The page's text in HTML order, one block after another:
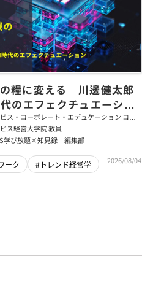
糧に変える 川邊健太郎
のエフェクチュエーショ
ス・コーポレート・エデュケーション コー
・ソリューション・チーム コンサルタント
ス経営大学院 教員
学び放題×知見録 編集部
ーク #トレンド経営学 2026/08/04